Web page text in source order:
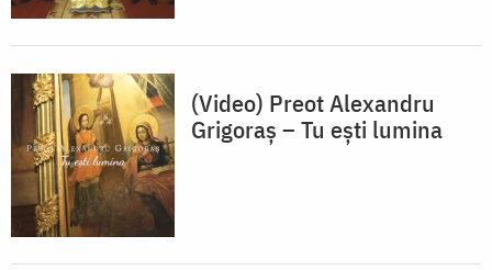
(Video) Preot Alexandru
Grigoraș – Tu ești lumina